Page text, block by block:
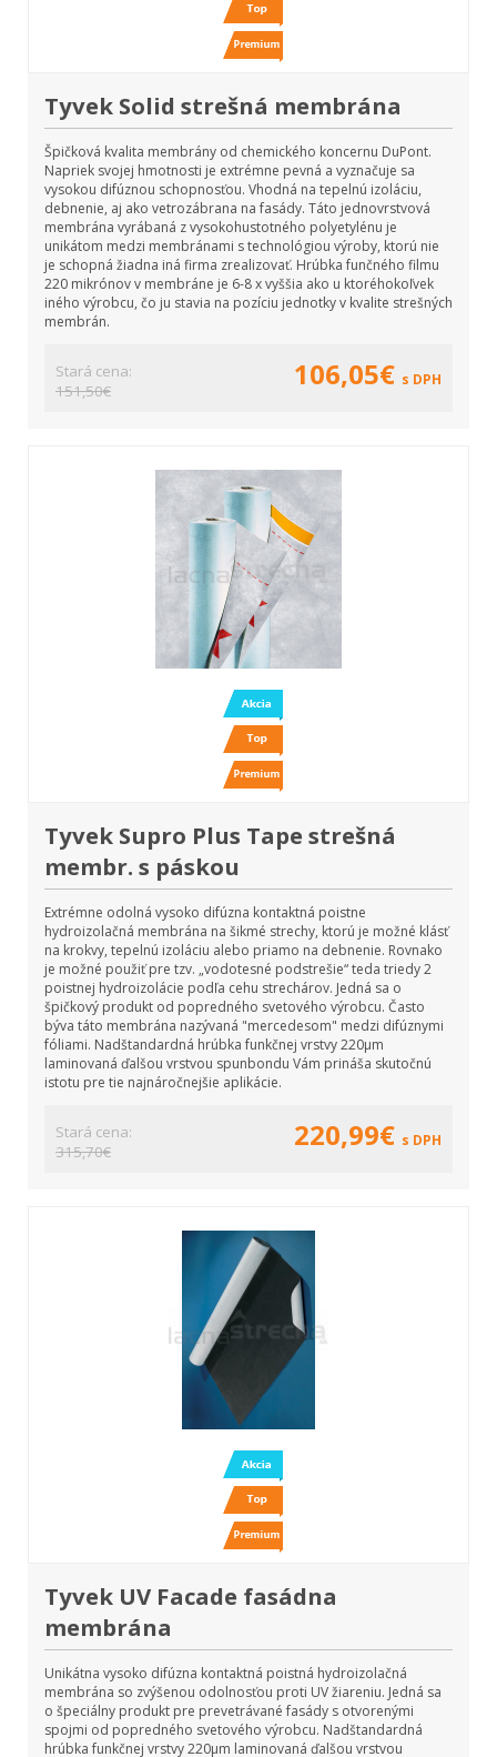
Tyvek Solid strešná membrána
Špičková kvalita membrány od chemického koncernu DuPont.
Napriek svojej hmotnosti je extrémne pevná a vyznačuje sa
vysokou difúznou schopnosťou. Vhodná na tepelnú izoláciu,
debnenie, aj ako vetrozábrana na fasády. Táto jednovrstvová
membrána vyrábaná z vysokohustotného polyetylénu je
unikátom medzi membránami s technológiou výroby, ktorú nie
je schopná žiadna iná firma zrealizovať. Hrúbka funčného filmu
220 mikrónov v membráne je 6-8 x vyššia ako u ktoréhokoľvek
iného výrobcu, čo ju stavia na pozíciu jednotky v kvalite strešných
membrán.
Stará cena:
151,50€
106,05€ s DPH
Tyvek Supro Plus Tape strešná
membr. s páskou
Extrémne odolná vysoko difúzna kontaktná poistne
hydroizolačná membrána na šikmé strechy, ktorú je možné klásť
na krokvy, tepelnú izoláciu alebo priamo na debnenie. Rovnako
je možné použiť pre tzv. „vodotesné podstrešie“ teda triedy 2
poistnej hydroizolácie podľa cehu strechárov. Jedná sa o
špičkový produkt od popredného svetového výrobcu. Často
býva táto membrána nazývaná "mercedesom" medzi difúznymi
fóliami. Nadštandardná hrúbka funkčnej vrstvy 220µm
laminovaná ďalšou vrstvou spunbondu Vám prináša skutočnú
istotu pre tie najnáročnejšie aplikácie.
Stará cena:
315,70€
220,99€ s DPH
Tyvek UV Facade fasádna
membrána
Unikátna vysoko difúzna kontaktná poistná hydroizolačná
membrána so zvýšenou odolnosťou proti UV žiareniu. Jedná sa
o špeciálny produkt pre prevetrávané fasády s otvorenými
spojmi od popredného svetového výrobcu. Nadštandardná
hrúbka funkčnej vrstvy 220µm laminovaná ďalšou vrstvou